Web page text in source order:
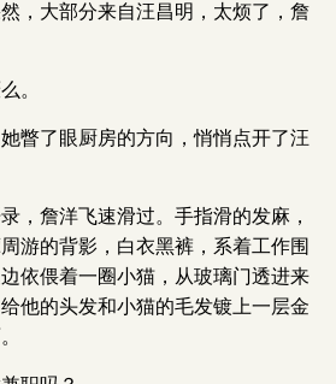
，大部分来自汪昌明，太烦了，詹
。
瞥了眼厨房的方向，悄悄点开了汪
，詹洋飞速滑过。手指滑的发麻，
游的背影，白衣黑裤，系着工作围
依偎着一圈小猫，从玻璃门透进来
他的头发和小猫的毛发镀上一层金